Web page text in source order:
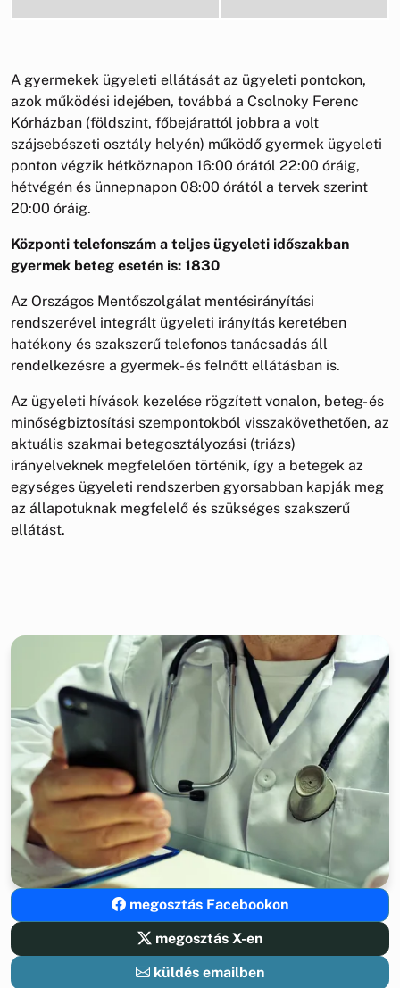
A gyermekek ügyeleti ellátását az ügyeleti pontokon,
azok működési idejében, továbbá a Csolnoky Ferenc
Kórházban (földszint, főbejárattól jobbra a volt
szájsebészeti osztály helyén) működő gyermek ügyeleti
ponton végzik hétköznapon 16:00 órától 22:00 óráig,
hétvégén és ünnepnapon 08:00 órától a tervek szerint
20:00 óráig.
Központi telefonszám a teljes ügyeleti időszakban
gyermek beteg esetén is: 1830
Az Országos Mentőszolgálat mentésirányítási
rendszerével integrált ügyeleti irányítás keretében
hatékony és szakszerű telefonos tanácsadás áll
rendelkezésre a gyermek- és felnőtt ellátásban is.
Az ügyeleti hívások kezelése rögzített vonalon, beteg- és
minőségbiztosítási szempontokból visszakövethetően, az
aktuális szakmai betegosztályozási (triázs)
irányelveknek megfelelően történik, így a betegek az
egységes ügyeleti rendszerben gyorsabban kapják meg
az állapotuknak megfelelő és szükséges szakszerű
ellátást.
megosztás Facebookon
megosztás X-en
küldés emailben